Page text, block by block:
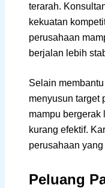
terarah.
kekuatan
perusahaan
berjalan lebih
Selain
menyusun target
mampu bergerak
kurang efektif.
perusahaan
Peluang